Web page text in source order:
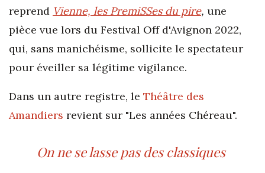
reprend Vienne, les PremiSSes du pire, une
pièce vue lors du Festival Off d'Avignon 2022,
qui, sans manichéisme, sollicite le spectateur
pour éveiller sa légitime vigilance.
Dans un autre registre, le Théâtre des
Amandiers revient sur "Les années Chéreau".
On ne se lasse pas des classiques